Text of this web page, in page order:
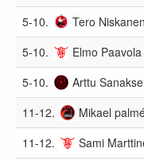
5-10. Tero Niskanen
5-10. Elmo Paavola
5-10. Arttu
11-12. Mikael
11-12. Sami